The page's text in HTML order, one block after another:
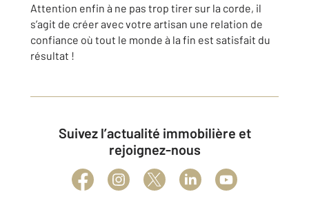
Attention enfin à ne pas trop tirer sur la corde, il
s’agit de créer avec votre artisan une relation de
confiance où tout le monde à la fin est satisfait du
résultat !
Suivez l’actualité immobilière et
rejoignez-nous